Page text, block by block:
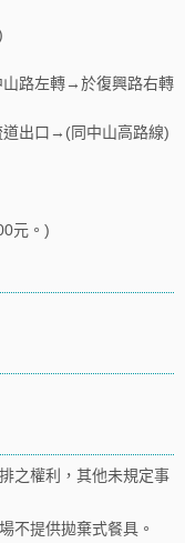
路左轉→於復興路右轉
出口→(同中山高路線)
元。)
之權利，其他未規定事
不提供拋棄式餐具。